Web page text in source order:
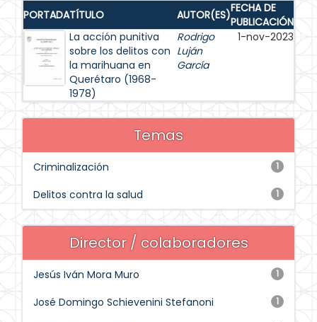
PORTADATÍTULO AUTOR(ES)FECHA DE
PUBLICACIÓN
La acción punitiva
sobre los delitos con
la marihuana en
Querétaro (1968-
1978)
Rodrigo
Luján
García
1-nov-2023
Temas
1
Criminalización
1
Delitos contra la salud
Director / colaboradores
1
Jesús Iván Mora Muro
1
José Domingo Schievenini Stefanoni